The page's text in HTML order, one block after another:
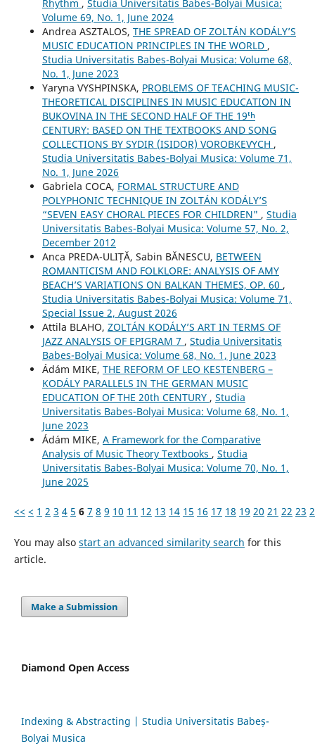
Rhythm , Studia Universitatis Babes-Bolyai Musica:
Volume 69, No. 1, June 2024
Andrea ASZTALOS, THE SPREAD OF ZOLTÁN KODÁLY’S
MUSIC EDUCATION PRINCIPLES IN THE WORLD ,
Studia Universitatis Babes-Bolyai Musica: Volume 68,
No. 1, June 2023
Yaryna VYSHPINSKA, PROBLEMS OF TEACHING MUSIC-
THEORETICAL DISCIPLINES IN MUSIC EDUCATION IN
BUKOVINA IN THE SECOND HALF OF THE 19ᵗʰ
CENTURY: BASED ON THE TEXTBOOKS AND SONG
COLLECTIONS BY SYDIR (ISIDOR) VOROBKEVYCH ,
Studia Universitatis Babes-Bolyai Musica: Volume 71,
No. 1, June 2026
Gabriela COCA, FORMAL STRUCTURE AND
POLYPHONIC TECHNIQUE IN ZOLTÁN KODÁLY’S
“SEVEN EASY CHORAL PIECES FOR CHILDREN" , Studia
Universitatis Babes-Bolyai Musica: Volume 57, No. 2,
December 2012
Anca PREDA-ULIȚĂ, Sabin BĂNESCU, BETWEEN
ROMANTICISM AND FOLKLORE: ANALYSIS OF AMY
BEACH’S VARIATIONS ON BALKAN THEMES, OP. 60 ,
Studia Universitatis Babes-Bolyai Musica: Volume 71,
Special Issue 2, August 2026
Attila BLAHO, ZOLTÁN KODÁLY’S ART IN TERMS OF
JAZZ ANALYSIS OF EPIGRAM 7 , Studia Universitatis
Babes-Bolyai Musica: Volume 68, No. 1, June 2023
Ádám MIKE, THE REFORM OF LEO KESTENBERG –
KODÁLY PARALLELS IN THE GERMAN MUSIC
EDUCATION OF THE 20th CENTURY , Studia
Universitatis Babes-Bolyai Musica: Volume 68, No. 1,
June 2023
Ádám MIKE, A Framework for the Comparative
Analysis of Music Theory Textbooks , Studia
Universitatis Babes-Bolyai Musica: Volume 70, No. 1,
June 2025
<< < 1 2 3 4 5 6 7 8 9 10 11 12 13 14 15 16 17 18 19 20 21 22 23
You may also start an advanced similarity search for this
article.
Make a Submission
Diamond Open Access
Indexing & Abstracting | Studia Universitatis Babeș-
Bolyai Musica